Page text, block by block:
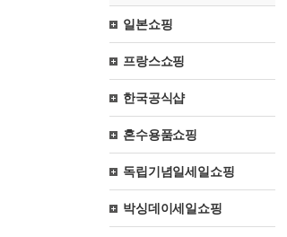
일본쇼핑
프랑스쇼핑
한국공식샵
혼수용품쇼핑
독립기념일세일쇼핑
박싱데이세일쇼핑